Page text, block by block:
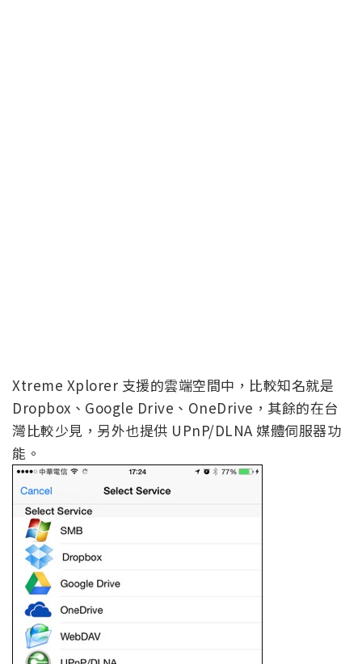
Xtreme Xplorer 支援的雲端空間中，比較知名就是
Dropbox、Google Drive、OneDrive，其餘的在台
灣比較少見，另外也提供 UPnP/DLNA 媒體伺服器功
能。